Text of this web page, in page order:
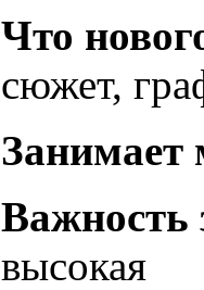
Что
сюжет,
Занимает
Важность
высокая